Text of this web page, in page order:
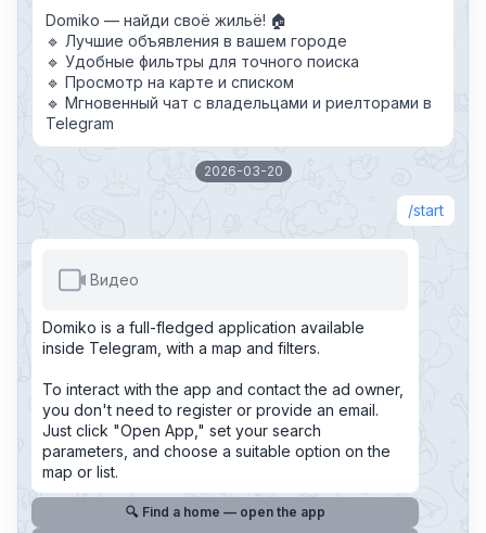
Domiko — найди своё жильё! 🏠
🔹 Лучшие объявления в вашем городе
🔹 Удобные фильтры для точного поиска
🔹 Просмотр на карте и списком
🔹 Мгновенный чат с владельцами и риелторами в
Telegram
2026-03-20
start
Видео
Domiko is a full-fledged application available
inside Telegram, with a map and filters.
To interact with the app and contact the ad owner,
you don't need to register or provide an email.
Just click "Open App," set your search
parameters, and choose a suitable option on the
map or list.
🔍 Find a home — open the app